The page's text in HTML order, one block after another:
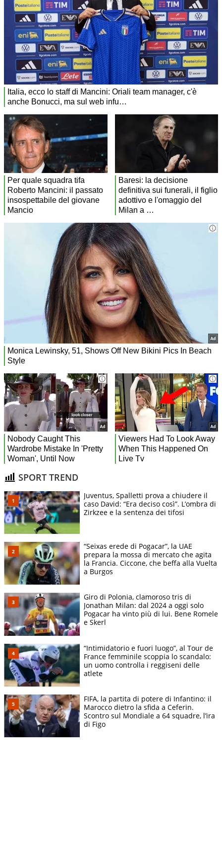
SPORT TREND
Juventus, Spalletti prova a chiudere il
caso David: “Era deciso così”. L’ombra di
Zirkzee e la sentenza dei tifosi
“Seixas erede di Pogacar”, la UAE
prepara la mossa di mercato che agita
la Francia. Ciccone, che beffa alla Vuelta
a Burgos
Giro di Polonia, clamoroso tris di
Jonathan Milan: dal 2024 a oggi solo
Pogacar ha vinto più di lui. Bene Romele
e Skerl
“Intimidatorio e fuori luogo”, al Tour de
France femminile scoppia lo scandalo:
un uomo controlla i reggiseni delle
atlete
FIFA, la partita di potere di Infantino: il
Marocco dietro la sfida a Ceferin.
Scontro sul Mondiale a 64 squadre, l’ira
di Figo